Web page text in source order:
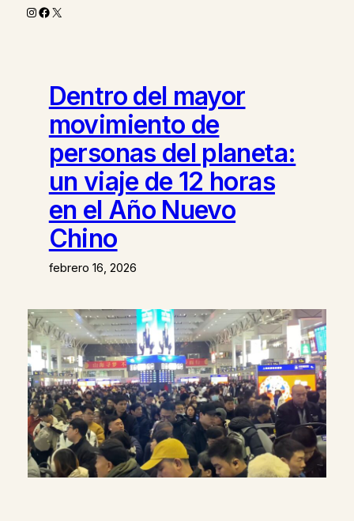
Instagram
Facebook
X
Dentro del mayor
movimiento de
personas del planeta:
un viaje de 12 horas
en el Año Nuevo
Chino
febrero 16, 2026